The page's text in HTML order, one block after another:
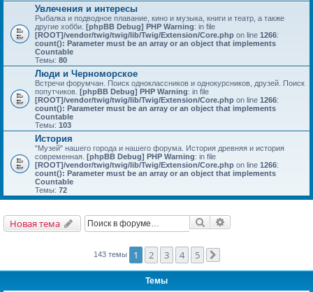
Увлечения и интересы
Рыбалка и подводное плавание, кино и музыка, книги и театр, а также
другие хобби. [phpBB Debug] PHP Warning: in file
[ROOT]/vendor/twig/twig/lib/Twig/Extension/Core.php on line 1266:
count(): Parameter must be an array or an object that implements
Countable
Темы: 80
Люди и Черноморское
Встречи форумчан. Поиск одноклассников и однокурсников, друзей. Поиск
попутчиков. [phpBB Debug] PHP Warning: in file
[ROOT]/vendor/twig/twig/lib/Twig/Extension/Core.php on line 1266:
count(): Parameter must be an array or an object that implements
Countable
Темы: 103
История
"Музей" нашего города и нашего форума. История древняя и история
современная. [phpBB Debug] PHP Warning: in file
[ROOT]/vendor/twig/twig/lib/Twig/Extension/Core.php on line 1266:
count(): Parameter must be an array or an object that implements
Countable
Темы: 72
Новая тема Поиск
143 темы 1 2 3 4 5
Темы